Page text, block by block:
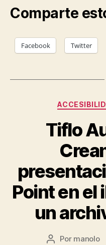
Comparte
Facebook Twitter
Tiflo
Point en el
un
Autor
Por manolo